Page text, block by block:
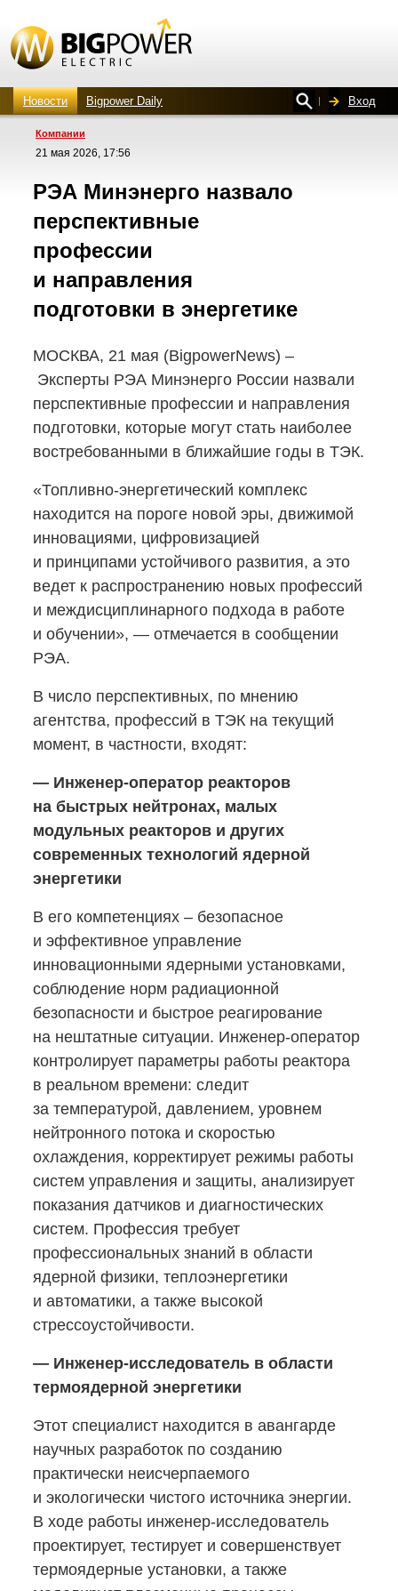
Новости Bigpower Daily Вход
Компании
21 мая 2026, 17:56
РЭА Минэнерго назвало
перспективные
профессии
и направления
подготовки в энергетике
МОСКВА, 21 мая (BigpowerNews) –
Эксперты РЭА Минэнерго России назвали
перспективные профессии и направления
подготовки, которые могут стать наиболее
востребованными в ближайшие годы в ТЭК.
«Топливно-энергетический комплекс
находится на пороге новой эры, движимой
инновациями, цифровизацией
и принципами устойчивого развития, а это
ведет к распространению новых профессий
и междисциплинарного подхода в работе
и обучении», — отмечается в сообщении
РЭА.
В число перспективных, по мнению
агентства, профессий в ТЭК на текущий
момент, в частности, входят:
— Инженер-оператор реакторов
на быстрых нейтронах, малых
модульных реакторов и других
современных технологий ядерной
энергетики
В его компетенциях ‒ безопасное
и эффективное управление
инновационными ядерными установками,
соблюдение норм радиационной
безопасности и быстрое реагирование
на нештатные ситуации. Инженер-оператор
контролирует параметры работы реактора
в реальном времени: следит
за температурой, давлением, уровнем
нейтронного потока и скоростью
охлаждения, корректирует режимы работы
систем управления и защиты, анализирует
показания датчиков и диагностических
систем. Профессия требует
профессиональных знаний в области
ядерной физики, теплоэнергетики
и автоматики, а также высокой
стрессоустойчивости.
— Инженер-исследователь в области
термоядерной энергетики
Этот специалист находится в авангарде
научных разработок по созданию
практически неисчерпаемого
и экологически чистого источника энергии.
В ходе работы инженер-исследователь
проектирует, тестирует и совершенствует
термоядерные установки, а также